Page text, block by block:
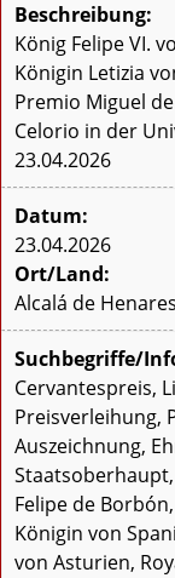
Beschreibung:
König Felipe VI.
Königin Letizia
Premio Miguel
Celorio in der
23.04.2026
Datum:
23.04.2026
Ort/Land:
Alcalá de
Suchbegriffe/
Cervantespreis,
Preisverleihung,
Auszeichnung,
Felipe de
Königin von
von Asturien,